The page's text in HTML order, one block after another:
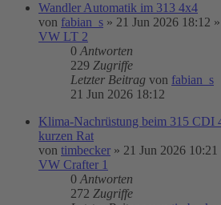
Wandler Automatik im 313 4x4
von fabian_s » 21 Jun 2026 18:12
VW LT 2
0 Antworten
229 Zugriffe
Letzter Beitrag von fabian_s
21 Jun 2026 18:12
Klima-Nachrüstung beim 315 CDI
kurzen Rat
von timbecker » 21 Jun 2026 10:21
VW Crafter 1
0 Antworten
272 Zugriffe